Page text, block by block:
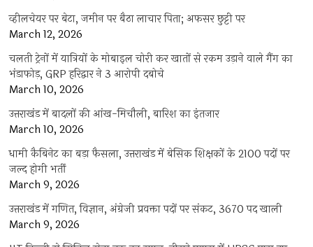
व्हीलचेयर पर बेटा, जमीन पर बैठा लाचार पिता; अफसर छुट्टी पर
March 12, 2026
चलती ट्रेनों में यात्रियों के मोबाइल चोरी कर खातों से रकम उड़ाने वाले गैंग का
भंडाफोड़, GRP हरिद्वार ने 3 आरोपी दबोचे
March 10, 2026
उत्तराखंड में बादलों की आंख-मिचौली, बारिश का इंतजार
March 10, 2026
धामी कैबिनेट का बड़ा फैसला, उत्तराखंड में बेसिक शिक्षकों के 2100 पदों पर
जल्द होगी भर्ती
March 9, 2026
उत्तराखंड में गणित, विज्ञान, अंग्रेजी प्रवक्ता पदों पर संकट, 3670 पद खाली
March 9, 2026